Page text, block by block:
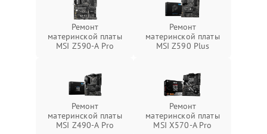
Ремонт
материнской платы
MSI Z590-A Pro
Ремонт
материнской платы
MSI Z590 Plus
Ремонт
материнской платы
MSI Z490-A Pro
Ремонт
материнской платы
MSI X570-A Pro